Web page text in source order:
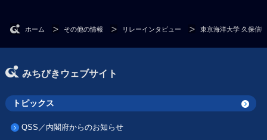
ホーム その他の情報 リレーインタビュー 東京海洋大学 久保信
みちびきウェブサイト
トピックス
QSS／内閣府からのお知らせ